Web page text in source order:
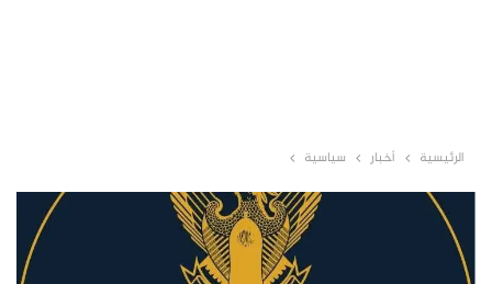
الرئيسية أخبار سياسية